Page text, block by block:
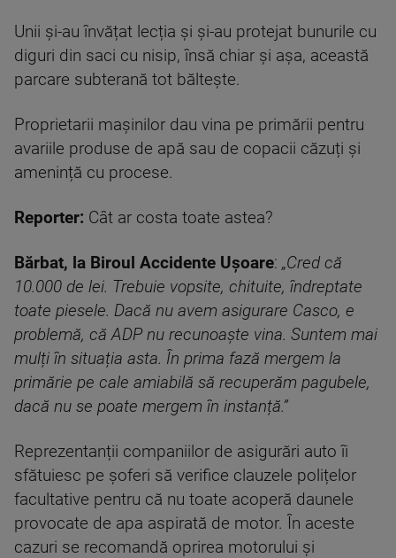
Unii și-au învățat lecția și și-au protejat bunurile cu
diguri din saci cu nisip, însă chiar și așa, această
parcare subterană tot băltește.
Proprietarii mașinilor dau vina pe primării pentru
avariile produse de apă sau de copacii căzuți și
amenință cu procese.
Reporter: Cât ar costa toate astea?
Bărbat, la Biroul Accidente Ușoare: „Cred că
10.000 de lei. Trebuie vopsite, chituite, îndreptate
toate piesele. Dacă nu avem asigurare Casco, e
problemă, că ADP nu recunoaște vina. Suntem mai
mulți în situația asta. În prima fază mergem la
primărie pe cale amiabilă să recuperăm pagubele,
dacă nu se poate mergem în instanță.”
Reprezentanții companiilor de asigurări auto îi
sfătuiesc pe șoferi să verifice clauzele polițelor
facultative pentru că nu toate acoperă daunele
provocate de apa aspirată de motor. În aceste
cazuri se recomandă oprirea motorului și